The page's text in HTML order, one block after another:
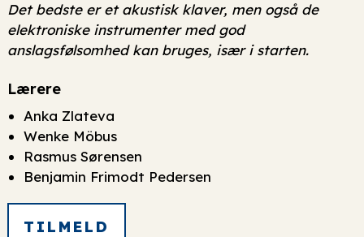
Det bedste er et akustisk klaver, men også de
elektroniske instrumenter med god
anslagsfølsomhed kan bruges, især i starten.
Lærere
Anka Zlateva
Wenke Möbus
Rasmus Sørensen
Benjamin Frimodt Pedersen
TILMELD